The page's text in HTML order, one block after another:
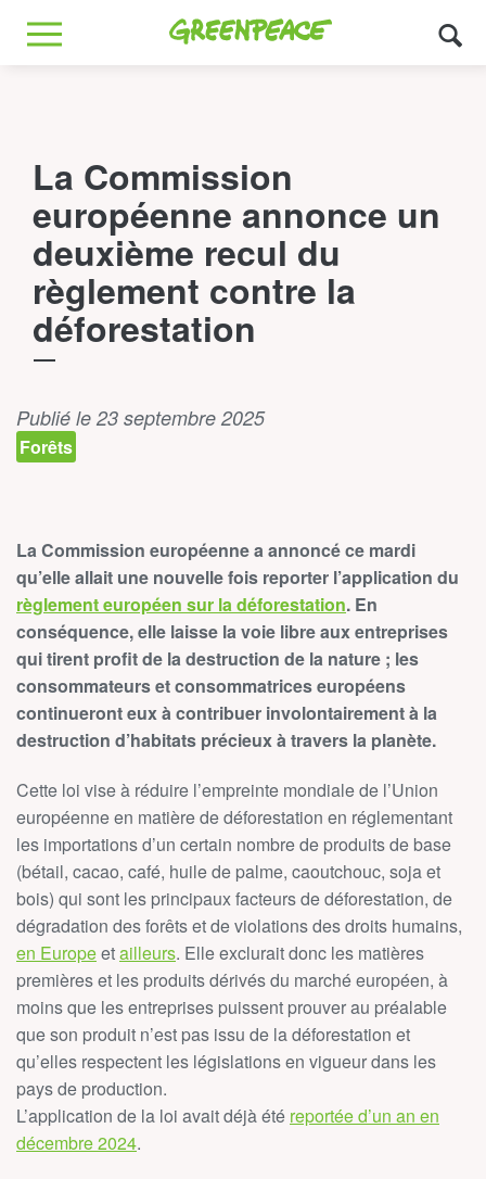
Greenpeace
MENU
La Commission
européenne annonce un
deuxième recul du
règlement contre la
déforestation
Publié le 23 septembre 2025
Forêts
La Commission européenne a annoncé ce mardi
qu’elle allait une nouvelle fois reporter l’application du
règlement européen sur la déforestation. En
conséquence, elle laisse la voie libre aux entreprises
qui tirent profit de la destruction de la nature ; les
consommateurs et consommatrices européens
continueront eux à contribuer involontairement à la
destruction d’habitats précieux à travers la planète.
Cette loi vise à réduire l’empreinte mondiale de l’Union
européenne en matière de déforestation en réglementant
les importations d’un certain nombre de produits de base
(bétail, cacao, café, huile de palme, caoutchouc, soja et
bois) qui sont les principaux facteurs de déforestation, de
dégradation des forêts et de violations des droits humains,
en Europeetailleurs. Elle exclurait donc les matières
premières et les produits dérivés du marché européen, à
moins que les entreprises puissent prouver au préalable
que son produit n’est pas issu de la déforestation et
qu’elles respectent les législations en vigueur dans les
pays de production.
L’application de la loi avait déjà été reportée d’un an en
décembre 2024.